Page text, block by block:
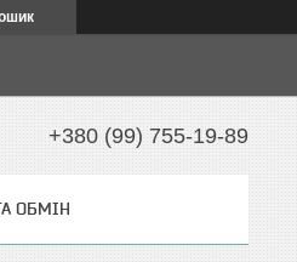
+380 (99) 755-19-89
ОБМІН